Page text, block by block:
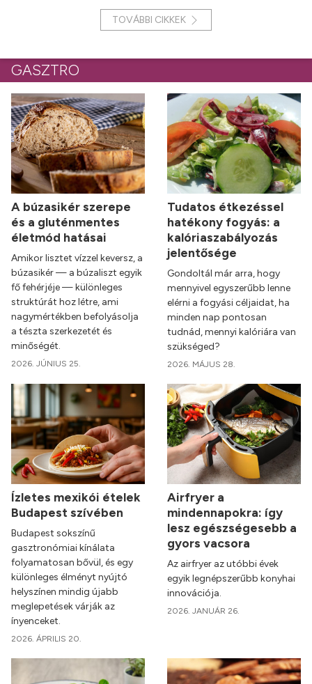
TOVÁBBI CIKKEK
GASZTRO
A búzasikér szerepe
és a gluténmentes
életmód hatásai
Amikor lisztet vízzel keversz, a
búzasikér — a búzaliszt egyik
fő fehérjéje — különleges
struktúrát hoz létre, ami
nagymértékben befolyásolja
a tészta szerkezetét és
minőségét.
2026. JÚNIUS 25.
Tudatos étkezéssel
hatékony fogyás: a
kalóriaszabályozás
jelentősége
Gondoltál már arra, hogy
mennyivel egyszerűbb lenne
elérni a fogyási céljaidat, ha
minden nap pontosan
tudnád, mennyi kalóriára van
szükséged?
2026. MÁJUS 28.
Ízletes mexikói ételek
Budapest szívében
Budapest sokszínű
gasztronómiai kínálata
folyamatosan bővül, és egy
különleges élményt nyújtó
helyszínen mindig újabb
meglepetések várják az
ínyenceket.
2026. ÁPRILIS 20.
Airfryer a
mindennapokra: így
lesz egészségesebb a
gyors vacsora
Az airfryer az utóbbi évek
egyik legnépszerűbb konyhai
innovációja.
2026. JANUÁR 26.